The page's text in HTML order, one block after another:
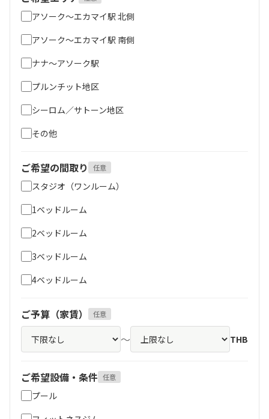
アソーク～エカマイ駅 北側
アソーク～エカマイ駅 南側
ナナ～アソーク駅
プルンチット地区
シーロム／サトーン地区
その他
ご希望の間取り 任意
スタジオ（ワンルーム）
1ベッドルーム
2ベッドルーム
3ベッドルーム
4ベッドルーム
ご予算（家賃） 任意
～ THB
ご希望設備・条件 任意
プール